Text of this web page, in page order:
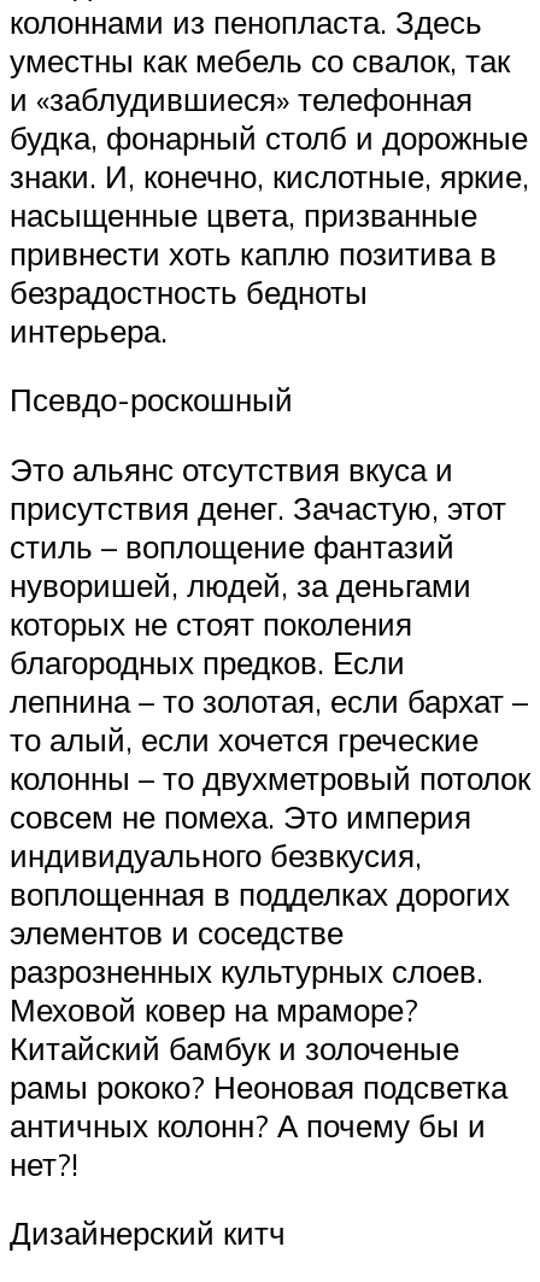
колоннами из пенопласта. Здесь
уместны как мебель со свалок, так
и «заблудившиеся» телефонная
будка, фонарный столб и дорожные
знаки. И, конечно, кислотные, яркие,
насыщенные цвета, призванные
привнести хоть каплю позитива в
безрадостность бедноты
интерьера.
Псевдо-роскошный
Это альянс отсутствия вкуса и
присутствия денег. Зачастую, этот
стиль – воплощение фантазий
нуворишей, людей, за деньгами
которых не стоят поколения
благородных предков. Если
лепнина – то золотая, если бархат –
то алый, если хочется греческие
колонны – то двухметровый потолок
совсем не помеха. Это империя
индивидуального безвкусия,
воплощенная в подделках дорогих
элементов и соседстве
разрозненных культурных слоев.
Меховой ковер на мраморе?
Китайский бамбук и золоченые
рамы рококо? Неоновая подсветка
античных колонн? А почему бы и
нет?!
Дизайнерский китч